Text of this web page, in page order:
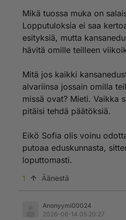
Mikä tuossa muka on
Lopputuloksia ei saa
esityksiä, mutta
hävitä omille teilleen
Mitä jos kaikki
alvariinsa jossain omilla
missä ovat? Mieti. Vaikka
pitäisi tehdä päätöksiä.
Eikö Sofia olis voinu
putoaa eduskunnasta,
loputtomasti.
1 Äänestä
Anonyymi00024
2026-06-14 05:20:27